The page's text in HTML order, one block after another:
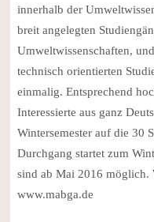
innerhalb der
breit angelegten
Umweltwissenschaften,
technisch orientierten
einmalig. Entsprechend
Interessierte aus ganz
Wintersemester auf die 30
Durchgang startet zum
sind ab Mai 2016 möglich.
www.mabga.de